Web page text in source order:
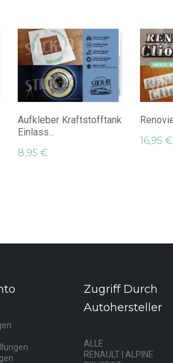
Aufkleber Kraftstofftank
Einlass...
8,95 €
16,95 €
Zugriff Durch
Autohersteller
ALLE
RENAULT | ALPINE